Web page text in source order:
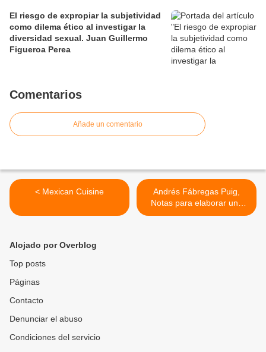
El riesgo de expropiar la subjetividad
como dilema ético al investigar la
diversidad sexual. Juan Guillermo
Figueroa Perea
Comentarios
Añade un comentario
< Mexican Cuisine
Andrés Fábregas Puig,
Notas para elaborar una
teoría del cambio
Alojado por Overblog
Top posts
Páginas
Contacto
Denunciar el abuso
Condiciones del servicio